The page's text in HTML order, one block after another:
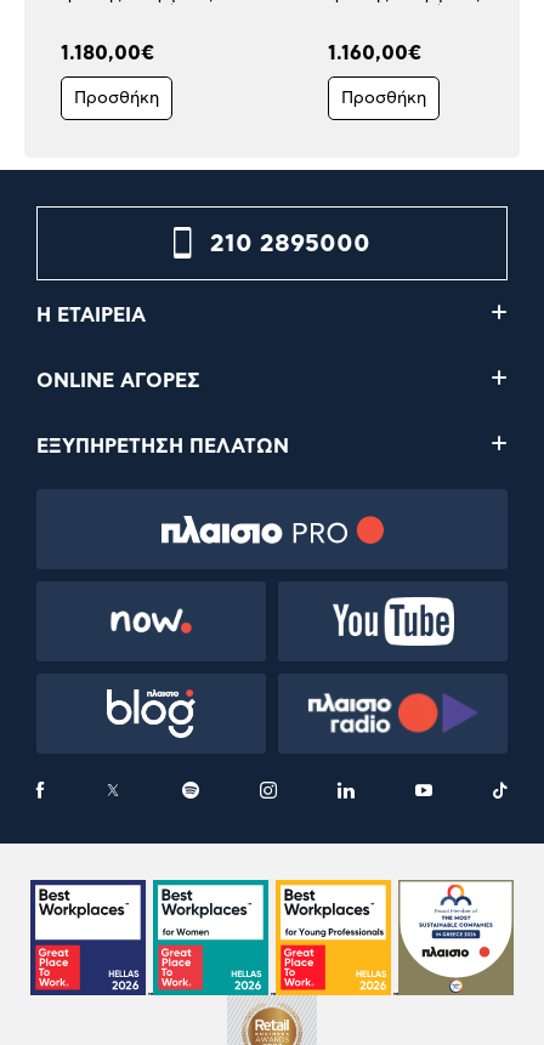
1.180,00€
Προσθήκη
1.160,00€
Προσθήκη
210 2895000
Η ΕΤΑΙΡΕΙΑ
ONLINE ΑΓΟΡΕΣ
ΕΞΥΠΗΡΕΤΗΣΗ ΠΕΛΑΤΩΝ